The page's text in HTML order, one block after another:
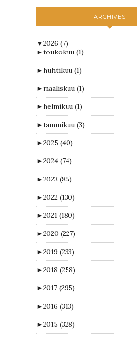
ARCHIVES
▼2026 (7)
►toukokuu (1)
►huhtikuu (1)
►maaliskuu (1)
►helmikuu (1)
►tammikuu (3)
►2025 (40)
►2024 (74)
►2023 (85)
►2022 (130)
►2021 (180)
►2020 (227)
►2019 (233)
►2018 (258)
►2017 (295)
►2016 (313)
►2015 (328)